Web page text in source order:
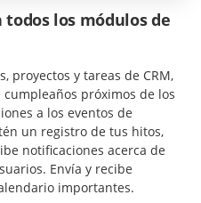
los módulos de
proyectos y tareas de CRM,
próximos de los
a los eventos de
un registro de tus hitos,
notificaciones acerca de
Envía y recibe
importantes.